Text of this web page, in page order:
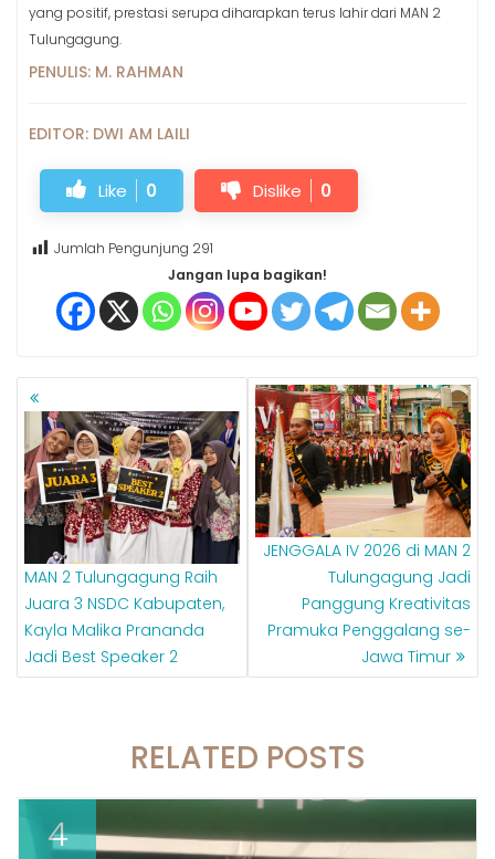
yang positif, prestasi serupa diharapkan terus lahir dari MAN 2
Tulungagung.
PENULIS: M. RAHMAN
EDITOR: DWI AM LAILI
Like 0 Dislike 0
Jumlah Pengunjung 291
Jangan lupa bagikan!
NAVIGASI
POS
MAN 2 Tulungagung Raih
Juara 3 NSDC Kabupaten,
Kayla Malika Prananda
Jadi Best Speaker 2
JENGGALA IV 2026 di MAN 2
Tulungagung Jadi
Panggung Kreativitas
Pramuka Penggalang se-
Jawa Timur
RELATED POSTS
4